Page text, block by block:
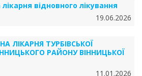
відновного лікування
19.06.2026
ЛІКАРНЯ ТУРБІВСЬКОЇ
РАЙОНУ ВІННИЦЬКОЇ
11.01.2026